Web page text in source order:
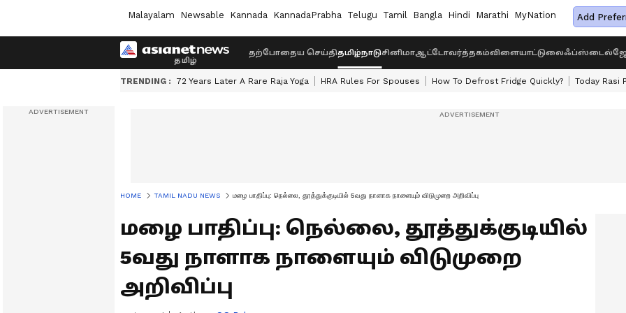
Malayalam Newsable Kannada KannadaPrabha Telugu Tamil Bangla Hindi Marathi MyNation Add
தற்போதைய செய்திதமிழ்நாடுசினிமாஆட்டோவர்த்தகம்விளையாட்டுலைஃப்ஸ்டைல்
TRENDING : 72 Years Later A Rare Raja Yoga HRA Rules For Spouses How To Defrost Fridge Quickly? Today Rasi
HOME TAMIL NADU NEWS மழை பாதிப்பு: நெல்லை, தூத்துக்குடியில் 5வது நாளாக நாளையும் விடுமுறை அறிவிப்பு
மழை பாதிப்பு: நெல்லை, தூத்துக்குடியில்
5வது நாளாக நாளையும் விடுமுறை
அறிவிப்பு